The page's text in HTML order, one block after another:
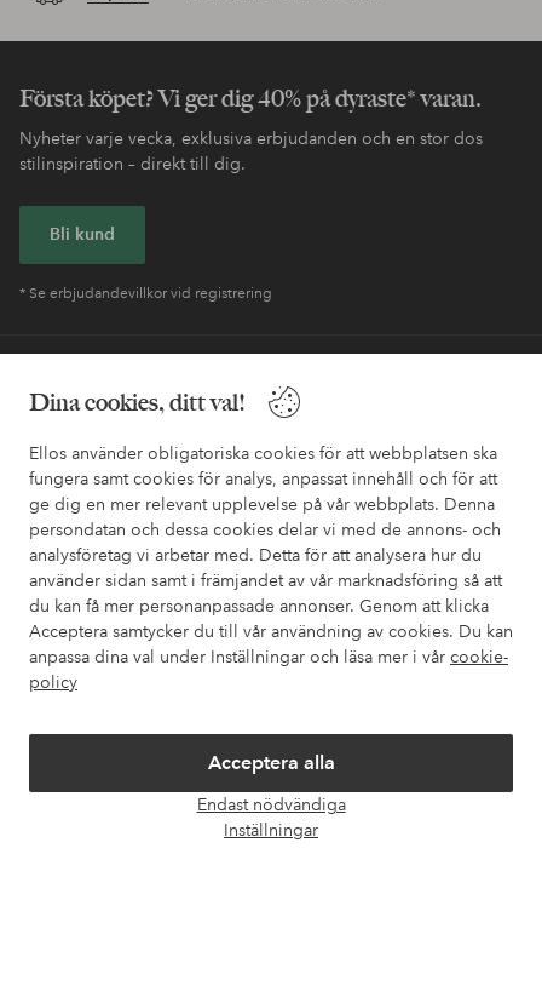
Dina cookies, ditt val!
Ellos använder obligatoriska cookies för att webbplatsen ska
fungera samt cookies för analys, anpassat innehåll och för att
ge dig en mer relevant upplevelse på vår webbplats. Denna
persondatan och dessa cookies delar vi med de annons- och
analysföretag vi arbetar med. Detta för att analysera hur du
använder sidan samt i främjandet av vår marknadsföring så att
du kan få mer personanpassade annonser. Genom att klicka
Acceptera samtycker du till vår användning av cookies. Du kan
anpassa dina val under Inställningar och läsa mer i vår cookie-
policy
Acceptera alla
Endast nödvändiga
Inställningar
Första köpet? Vi ger dig 40% på dyraste* varan.
Nyheter varje vecka, exklusiva erbjudanden och en stor dos
stilinspiration – direkt till dig.
Bli kund
* Se erbjudandevillkor vid registrering
I vår FAQ hittar du svaren på de vanligaste frågorna. Här finns
också information om hur du enklast kontaktar oss.
Kundservice Beställning Betalsätt
Mina sidor
Om Ellos